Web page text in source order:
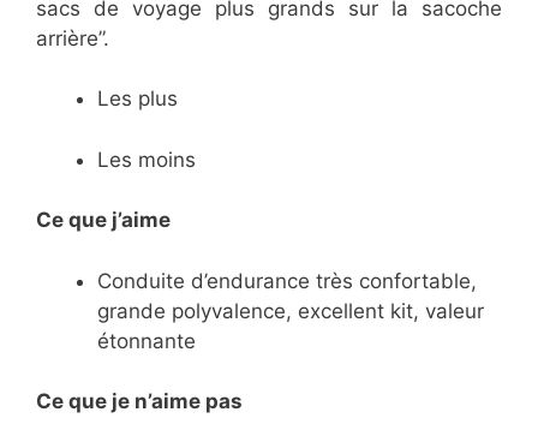
sacs de voyage plus grands sur la sacoche
arrière”.
Les plus
Les moins
Ce que j’aime
Conduite d’endurance très confortable,
grande polyvalence, excellent kit, valeur
étonnante
Ce que je n’aime pas